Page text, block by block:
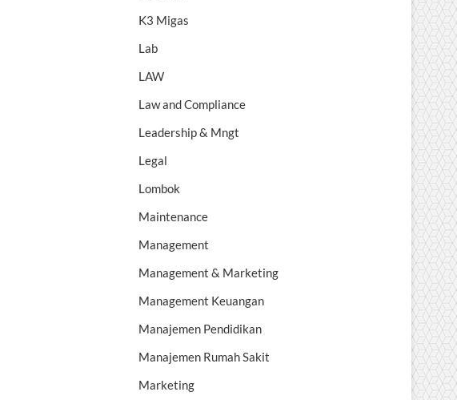
K3 Migas
Lab
LAW
Law and Compliance
Leadership & Mngt
Legal
Lombok
Maintenance
Management
Management & Marketing
Management Keuangan
Manajemen Pendidikan
Manajemen Rumah Sakit
Marketing